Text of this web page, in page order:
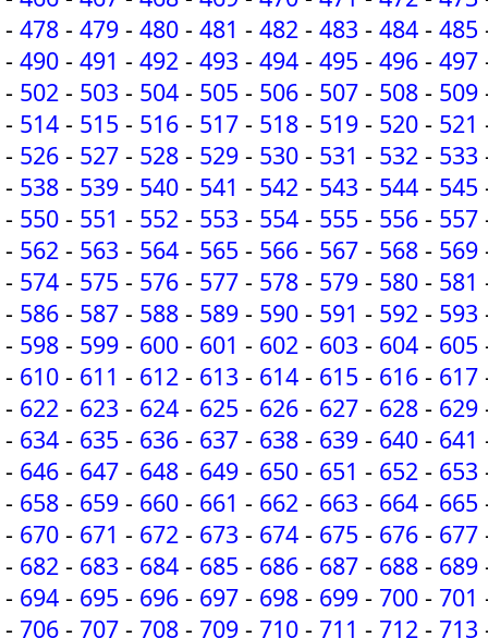
- 478 - 479 - 480 - 481 - 482 - 483 - 484 - 485
- 490 - 491 - 492 - 493 - 494 - 495 - 496 - 497
- 502 - 503 - 504 - 505 - 506 - 507 - 508 - 509
- 514 - 515 - 516 - 517 - 518 - 519 - 520 - 521
- 526 - 527 - 528 - 529 - 530 - 531 - 532 - 533
- 538 - 539 - 540 - 541 - 542 - 543 - 544 - 545
- 550 - 551 - 552 - 553 - 554 - 555 - 556 - 557
- 562 - 563 - 564 - 565 - 566 - 567 - 568 - 569
- 574 - 575 - 576 - 577 - 578 - 579 - 580 - 581
- 586 - 587 - 588 - 589 - 590 - 591 - 592 - 593
- 598 - 599 - 600 - 601 - 602 - 603 - 604 - 605
- 610 - 611 - 612 - 613 - 614 - 615 - 616 - 617
- 622 - 623 - 624 - 625 - 626 - 627 - 628 - 629
- 634 - 635 - 636 - 637 - 638 - 639 - 640 - 641
- 646 - 647 - 648 - 649 - 650 - 651 - 652 - 653
- 658 - 659 - 660 - 661 - 662 - 663 - 664 - 665
- 670 - 671 - 672 - 673 - 674 - 675 - 676 - 677
- 682 - 683 - 684 - 685 - 686 - 687 - 688 - 689
- 694 - 695 - 696 - 697 - 698 - 699 - 700 - 701
- 706 - 707 - 708 - 709 - 710 - 711 - 712 - 713